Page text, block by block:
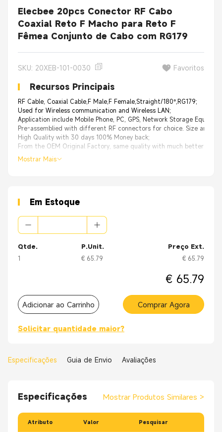
Elecbee 20pcs Conector RF Cabo
Coaxial Reto F Macho para Reto F
Fêmea Conjunto de Cabo com RG179
SKU: 20XEB-101-0030 Favoritos
Recursos Principais
RF Cable, Coaxial Cable,F Male,F Female,Straight/180°,RG179;
Used for Wireless communication and Wireless LAN;
Application include Mobile Phone, PC, GPS, Network Storage
Pre-assemblied with different RF connectors for choice. Size and
High Quality with 30 days 100% Money back;
From the OEM Original Factory, same quality with much better price.
Mostrar Mais
Em Estoque
Qtde.
1
P.Unit.
€ 65.79
Preço Ext.
€ 65.79
€ 65.79
Adicionar ao Carrinho Comprar Agora
Solicitar quantidade maior?
Especificações Guia de Envio Avaliações
Especificações Mostrar Produtos Similares >
Atributo Valor Pesquisar